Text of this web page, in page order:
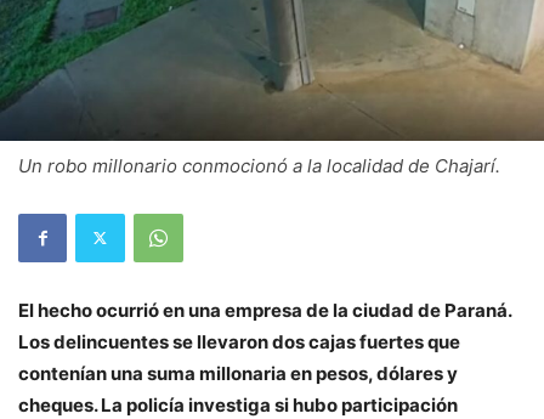
Un robo millonario conmocionó a la localidad de Chajarí.
El hecho ocurrió en una empresa de la ciudad de Paraná.
Los delincuentes se llevaron dos cajas fuertes que
contenían una suma millonaria en pesos, dólares y
cheques. La policía investiga si hubo participación